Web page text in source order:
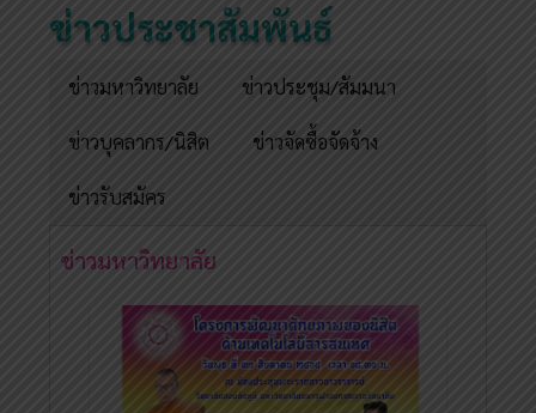
ข่าวประชาสัมพันธ์
ข่าวมหาวิทยาลัย ข่าวประชุม/สัมมนา
ข่าวบุคลากร/นิสิต ข่าวจัดซื้อจัดจ้าง
ข่าวรับสมัคร
ข่าวมหาวิทยาลัย